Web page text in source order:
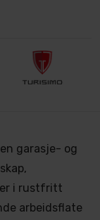
garasje- og
i rustfritt
arbeidsflate